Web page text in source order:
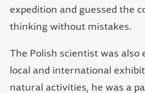
expedition and guessed the
thinking without mistakes.
The Polish scientist was also
local and international
natural activities, he was a